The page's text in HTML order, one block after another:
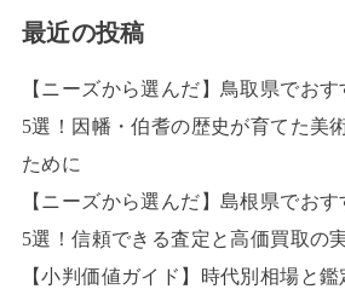
最近の投稿
【ニーズから選んだ】鳥取県でお
5選！因幡・伯耆の歴史が育てた美
ために
【ニーズから選んだ】島根県でお
5選！信頼できる査定と高価買取の
【小判価値ガイド】時代別相場と